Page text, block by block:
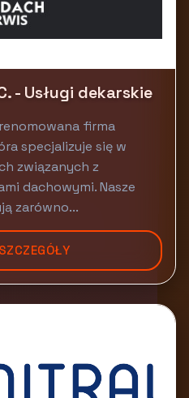
- Usługi dekarskie
firma
specjalizuje się w
związanych z
dachowymi. Nasze
zarówno...